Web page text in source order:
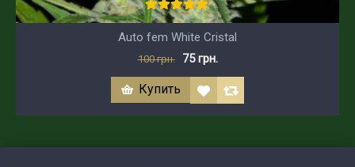
Auto fem White Cristal
100 грн. 75 грн.
Купить